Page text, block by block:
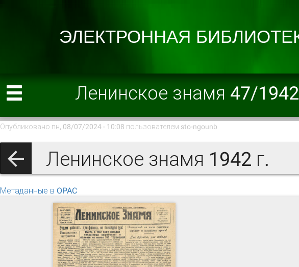
Ленинское знамя 47/1942
Опубликовано пн, 08/07/2024 - 10:08 пользователем sto-ngounb
Ленинское знамя 1942 г.
Метаданные в OPAC